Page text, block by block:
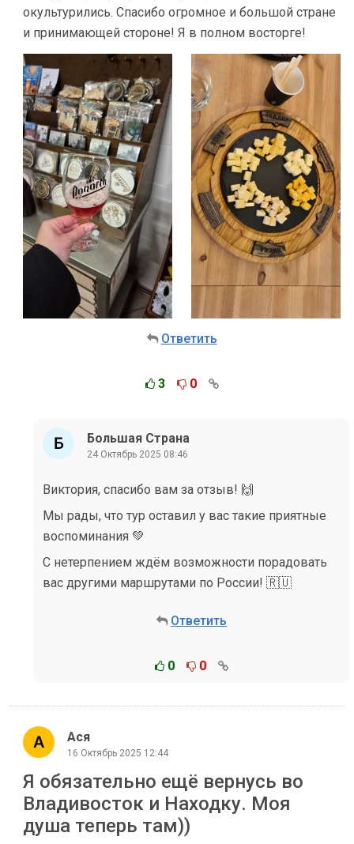
окультурились. Спасибо огромное и большой стране
и принимающей стороне! Я в полном восторге!
Ответить
3 0
Большая Страна
24 Октябрь 2025 08:46
Виктория, спасибо вам за отзыв! 🙌
Мы рады, что тур оставил у вас такие приятные
воспоминания 💚
С нетерпением ждём возможности порадовать
вас другими маршрутами по России! 🇷🇺
Ответить
0 0
Ася
16 Октябрь 2025 12:44
Я обязательно ещё вернусь во
Владивосток и Находку. Моя
душа теперь там))